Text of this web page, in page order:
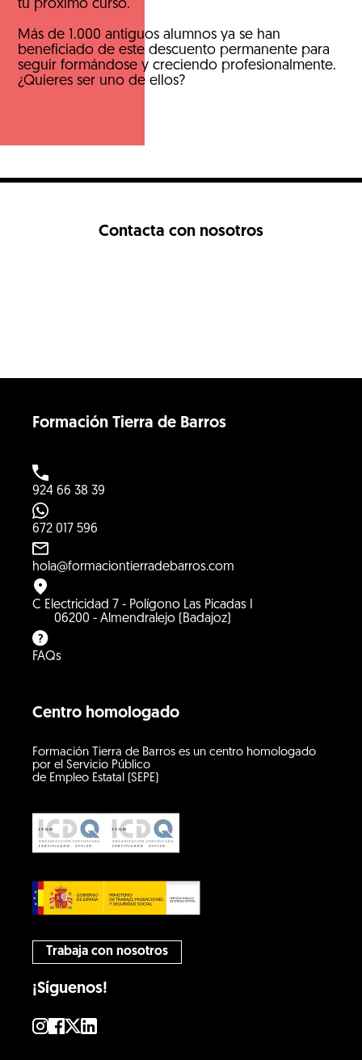
tu próximo curso.
Más de 1.000 antiguos alumnos ya se han
beneficiado de este descuento permanente para
seguir formándose y creciendo profesionalmente.
¿Quieres ser uno de ellos?
Contacta con nosotros
Centro homologado
Formación Tierra de Barros es un centro homologado
por el Servicio Público
de Empleo Estatal (SEPE)
Formación Tierra de Barros
924 66 38 39
672 017 596
hola@formaciontierradebarros.com
C Electricidad 7 - Polígono Las Picadas I
06200 - Almendralejo (Badajoz)
FAQs
Trabaja con nosotros
¡Síguenos!